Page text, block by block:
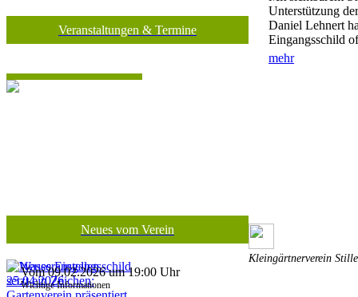
Veranstaltungen & Termine
Neues vom Verein
Unterstützung
Daniel Lehnert
Eingangsschild
mehr
Kleingärtnerverein
Vom 09.02.2026 um 19:00 Uhr
Wichtige Informationen